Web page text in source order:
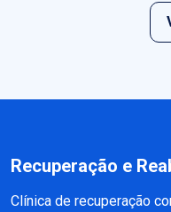
Recuperação e
Clínica de recuperação